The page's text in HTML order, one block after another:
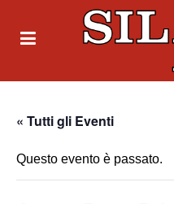
« Tutti gli Eventi
Questo evento è passato.